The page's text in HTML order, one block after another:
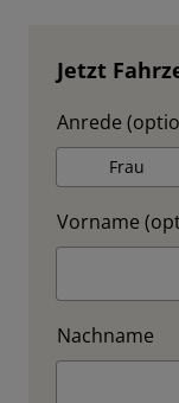
Jetzt
Anrede
Frau
Vorname
Nachname